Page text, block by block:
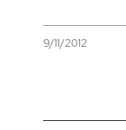
I MIEI PREFERITI
9/11/2012